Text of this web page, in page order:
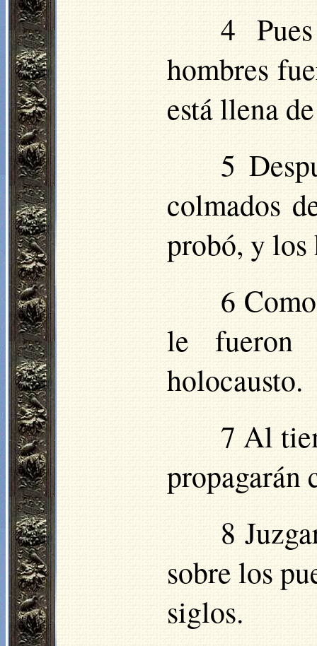
4
hombres
está llena
5
colmados
probó, y
6
le fueron
holocausto.
7 Al
propagarán
8
sobre los
siglos.